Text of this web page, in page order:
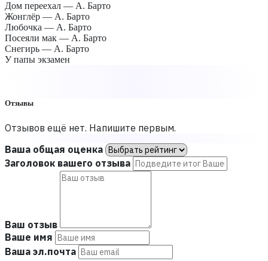
Дом переехал — А. Барто
Жонглёр — А. Барто
Любочка — А. Барто
Посеяли мак — А. Барто
Снегирь — А. Барто
У папы экзамен
Отзывы
Отзывов ещё нет. Напишите первым.
Ваша общая оценка
Заголовок вашего отзыва
Ваш отзыв
Ваше имя
Ваша эл.почта